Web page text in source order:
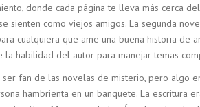
donde cada página te lleva más cerca
sienten como viejos amigos. La segunda
cualquiera que ame una buena historia
habilidad del autor para manejar temas
fan de las novelas de misterio, pero algo
hambrienta en un banquete. La escritura